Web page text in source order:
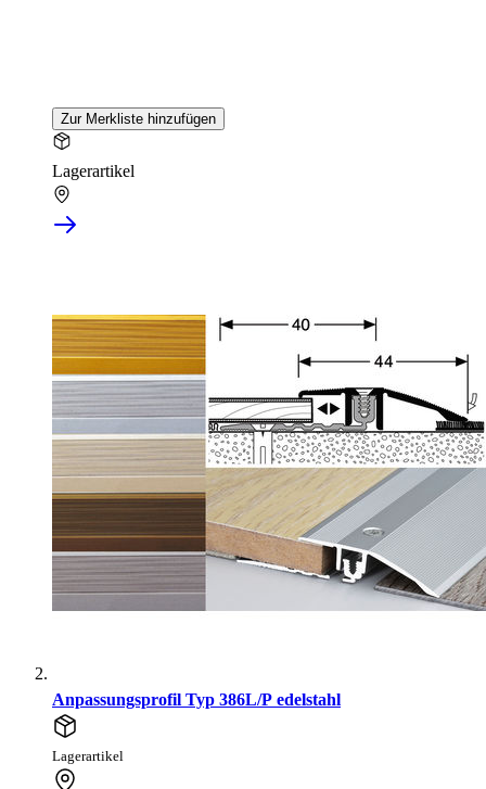
Zur Merkliste hinzufügen
Lagerartikel
Anpassungsprofil Typ 386L/P edelstahl
Lagerartikel